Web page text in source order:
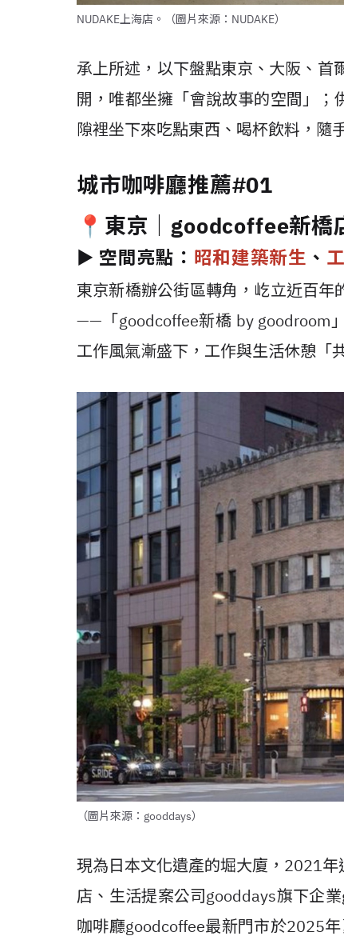
NUDAKE上海店。（圖片來源：NUDAKE）
承上所述，以下盤點東京、大阪、首
開，唯都坐擁「會說故事的空間」
隙裡坐下來吃點東西、喝杯飲料，隨
城市咖啡廳推薦#01
📍東京｜goodcoffee新橋
► 空間亮點： 昭和建築新生 、
東京新橋辦公街區轉角，屹立近百
——「goodcoffee新橋 by goodroom
工作風氣漸盛下，工作與生活休憩「
（圖片來源：gooddays）
現為日本文化遺產的堀大廈，2021
店、生活提案公司gooddays旗下企
咖啡廳goodcoffee最新門市於2025